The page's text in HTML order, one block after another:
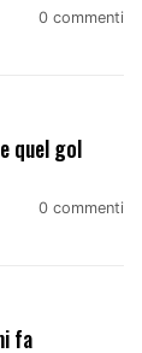
0 commenti
quel gol
0 commenti
fa